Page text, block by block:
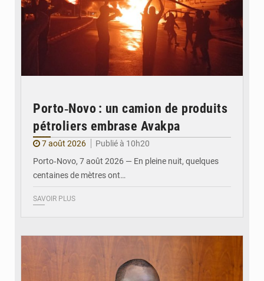
Porto‑Novo : un camion de produits
pétroliers embrase Avakpa
7 août 2026
Publié à 10h20
Porto‑Novo, 7 août 2026 — En pleine nuit, quelques
centaines de mètres ont…
SAVOIR PLUS